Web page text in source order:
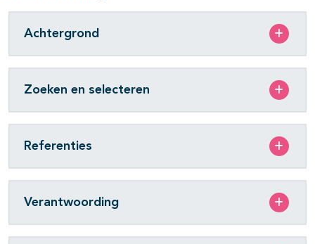
Achtergrond
Zoeken en selecteren
Referenties
Verantwoording